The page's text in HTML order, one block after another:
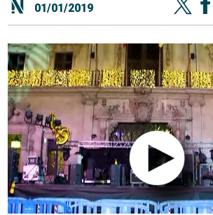
01/01/2019